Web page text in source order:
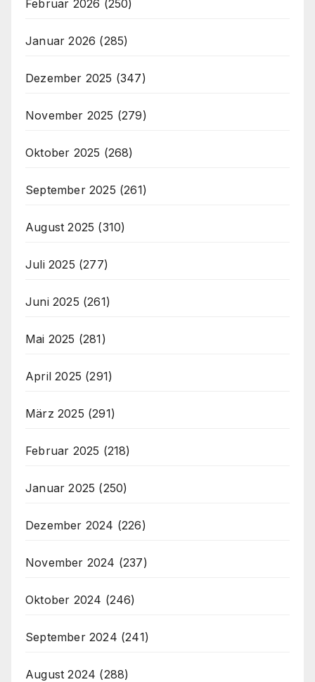
Februar 2026 (250)
Januar 2026 (285)
Dezember 2025 (347)
November 2025 (279)
Oktober 2025 (268)
September 2025 (261)
August 2025 (310)
Juli 2025 (277)
Juni 2025 (261)
Mai 2025 (281)
April 2025 (291)
März 2025 (291)
Februar 2025 (218)
Januar 2025 (250)
Dezember 2024 (226)
November 2024 (237)
Oktober 2024 (246)
September 2024 (241)
August 2024 (288)